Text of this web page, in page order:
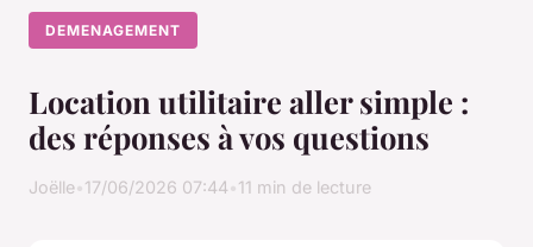
DEMENAGEMENT
Location utilitaire aller simple :
des réponses à vos questions
Joëlle 17/06/2026 07:44 11 min de lecture